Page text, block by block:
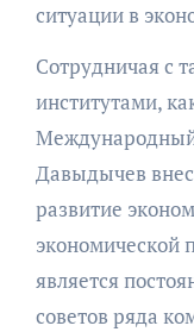
ситуации в
Сотрудничая с
институтами,
Давыдычев
развитие
экономической
является
советов ряда